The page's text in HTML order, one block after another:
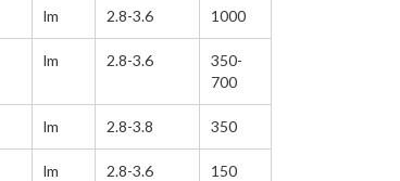
lm 2.8-3.6 1000
lm 2.8-3.6
350-
700
lm 2.8-3.8 350
lm 2.8-3.6 150